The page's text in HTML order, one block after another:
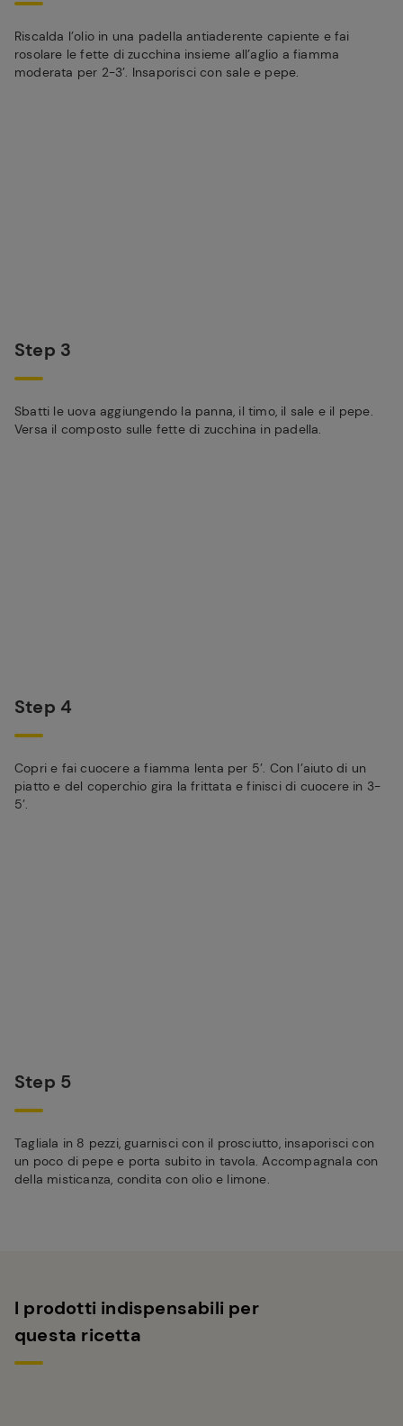
Riscalda l’olio in una padella antiaderente capiente e fai
rosolare le fette di zucchina insieme all’aglio a fiamma
moderata per 2-3’. Insaporisci con sale e pepe.
Step 3
Sbatti le uova aggiungendo la panna, il timo, il sale e il pepe.
Versa il composto sulle fette di zucchina in padella.
Step 4
Copri e fai cuocere a fiamma lenta per 5’. Con l’aiuto di un
piatto e del coperchio gira la frittata e finisci di cuocere in 3-
5’.
Step 5
Tagliala in 8 pezzi, guarnisci con il prosciutto, insaporisci con
un poco di pepe e porta subito in tavola. Accompagnala con
della misticanza, condita con olio e limone.
I prodotti indispensabili per
questa ricetta